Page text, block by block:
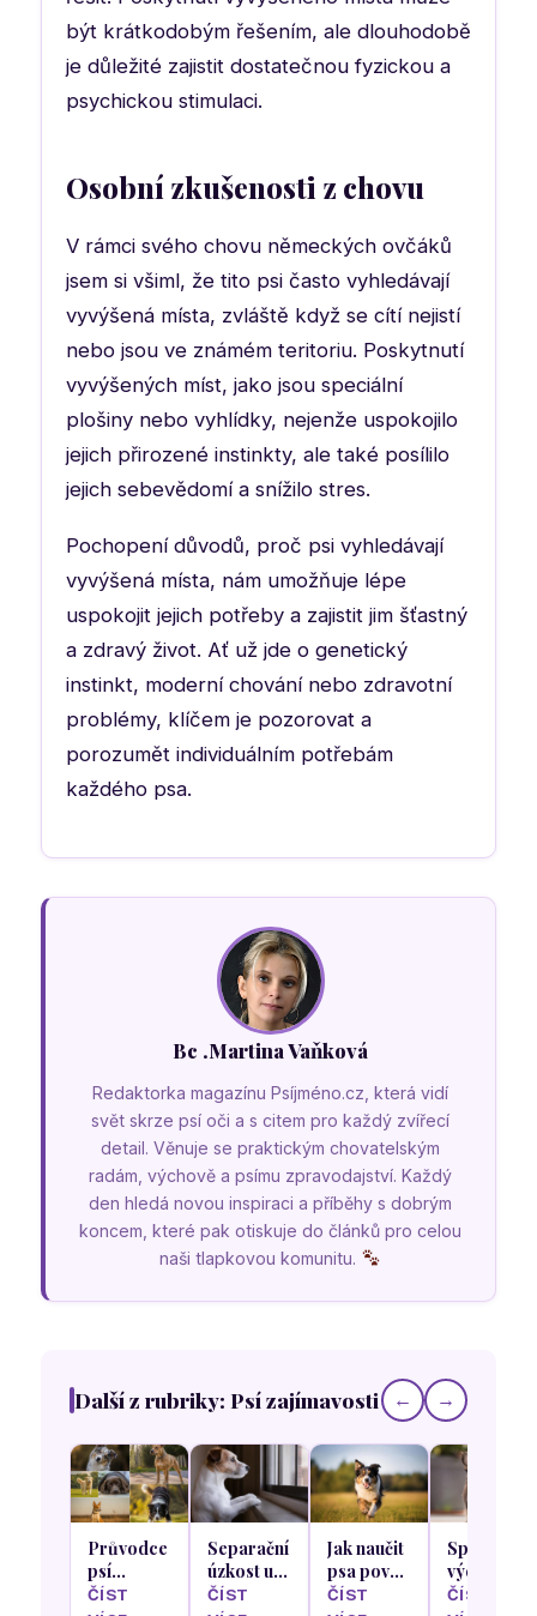
být krátkodobým řešením, ale dlouhodobě
je důležité zajistit dostatečnou fyzickou a
psychickou stimulaci.
Osobní zkušenosti z chovu
V rámci svého chovu německých ovčáků
jsem si všiml, že tito psi často vyhledávají
vyvýšená místa, zvláště když se cítí nejistí
nebo jsou ve známém teritoriu. Poskytnutí
vyvýšených míst, jako jsou speciální
plošiny nebo vyhlídky, nejenže uspokojilo
jejich přirozené instinkty, ale také posílilo
jejich sebevědomí a snížilo stres.
Pochopení důvodů, proč psi vyhledávají
vyvýšená místa, nám umožňuje lépe
uspokojit jejich potřeby a zajistit jim šťastný
a zdravý život. Ať už jde o genetický
instinkt, moderní chování nebo zdravotní
problémy, klíčem je pozorovat a
porozumět individuálním potřebám
každého psa.
Bc .Martina Vaňková
Redaktorka magazínu Psíjméno.cz, která vidí
svět skrze psí oči a s citem pro každý zvířecí
detail. Věnuje se praktickým chovatelským
radám, výchově a psímu zpravodajství. Každý
den hledá novou inspiraci a příběhy s dobrým
koncem, které pak otiskuje do článků pro celou
naši tlapkovou komunitu.
Další z rubriky: Psí zajímavosti ← →
Průvodce
psí
anatomií:
ČÍST
Separační
úzkost u
psů: Jak
ČÍST
Jak naučit
psa povel
„ke mně“
ČÍST
Správná
výchova
štěňat u
ČÍST